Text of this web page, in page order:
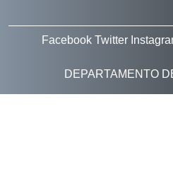
Facebook Twitter
DEPARTAMENTO